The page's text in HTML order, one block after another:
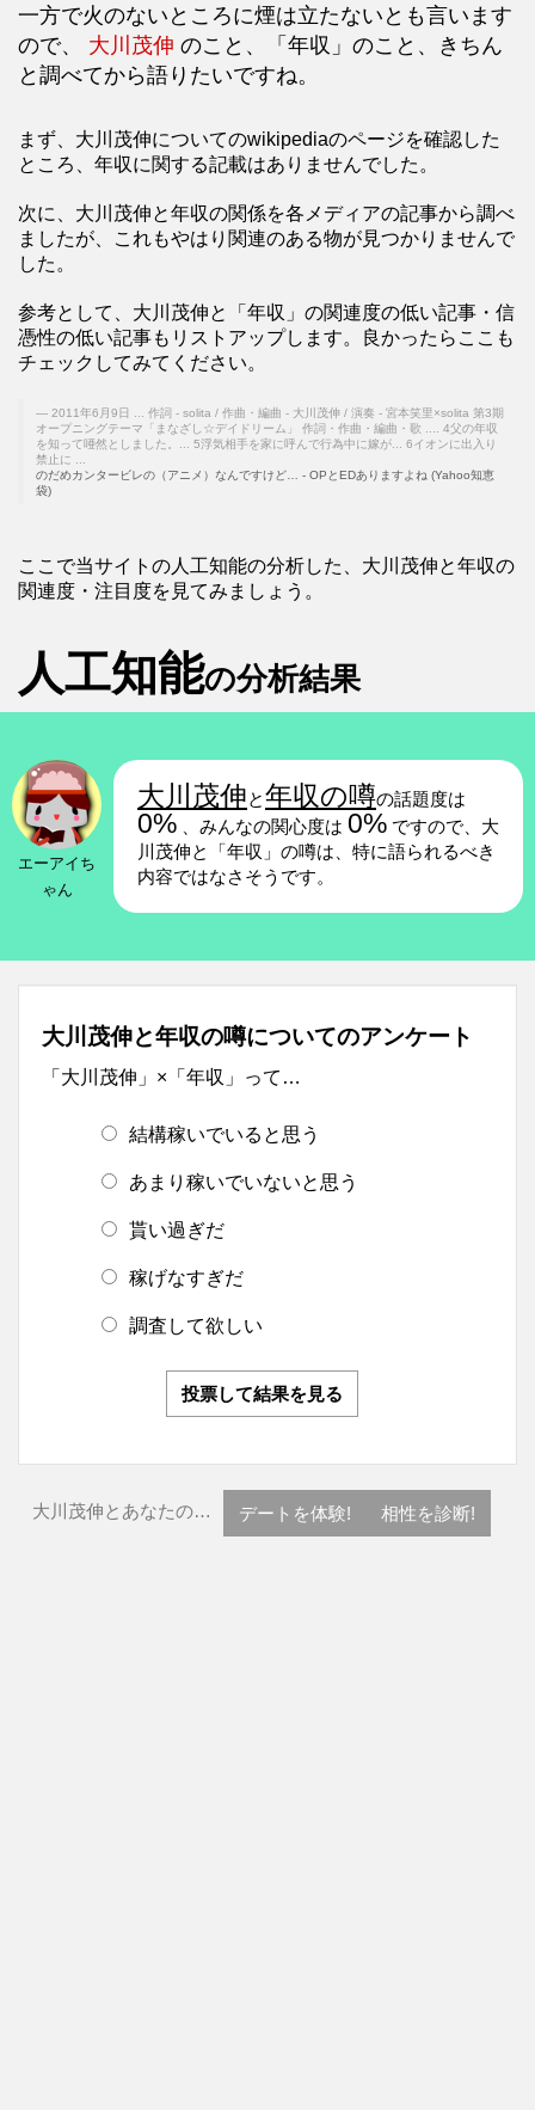
一方で火のないところに煙は立たないとも言います
ので、 大川茂伸 のこと、「年収」のこと、きちん
と調べてから語りたいですね。
まず、大川茂伸についてのwikipediaのページを確認した
ところ、年収に関する記載はありませんでした。
次に、大川茂伸と年収の関係を各メディアの記事から調べ
ましたが、これもやはり関連のある物が見つかりませんで
した。
参考として、大川茂伸と「年収」の関連度の低い記事・信
憑性の低い記事もリストアップします。良かったらここも
チェックしてみてください。
2011年6月9日 ... 作詞 - solita / 作曲・編曲 - 大川茂伸 / 演奏 - 宮本笑里×solita 第3期
オープニングテーマ「まなざし☆デイドリーム」 作詞・作曲・編曲・歌 .... 4父の年収
を知って唖然としました。... 5浮気相手を家に呼んで行為中に嫁が... 6イオンに出入り
禁止に ...
のだめカンタービレの（アニメ）なんですけど… - OPとEDありますよね (Yahoo知恵
袋)
ここで当サイトの人工知能の分析した、大川茂伸と年収の
関連度・注目度を見てみましょう。
人工知能の分析結果
エーアイち
ゃん
大川茂伸と年収の噂の話題度は
0% 、みんなの関心度は 0% ですので、大
川茂伸と「年収」の噂は、特に語られるべき
内容ではなさそうです。
大川茂伸と年収の噂についてのアンケート
「大川茂伸」×「年収」って…
結構稼いでいると思う
あまり稼いでいないと思う
貰い過ぎだ
稼げなすぎだ
調査して欲しい
投票して結果を見る
大川茂伸とあなたの… デートを体験! 相性を診断!